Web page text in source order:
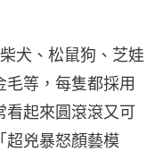
犬、松鼠狗、芝娃
等，每隻都採用
看起來圓滾滾又可
超兇暴怒顏藝模